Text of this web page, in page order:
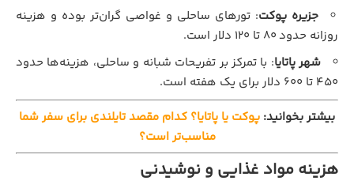
جزیره پوکت: تورهای ساحلی و غواصی گران‌تر بوده و هزینه
روزانه حدود ۸۰ تا ۱۲۰ دلار است.
شهر پاتایا: با تمرکز بر تفریحات شبانه و ساحلی، هزینه‌ها حدود
۴۵۰ تا ۶۰۰ دلار برای یک هفته است.
بیشتر بخوانید: پوکت یا پاتایا؟ کدام مقصد تایلندی برای سفر شما
مناسب‌تر است؟
هزینه مواد غذایی و نوشیدنی